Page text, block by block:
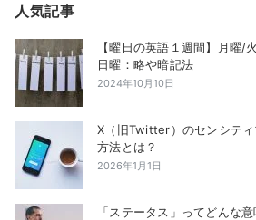
人気記事
【曜日の英語１週間】月曜
日曜：略や暗記法
2024年10月10日
X（旧Twitter）のセンシテ
方法とは？
2026年1月1日
「ステータス」ってどんな